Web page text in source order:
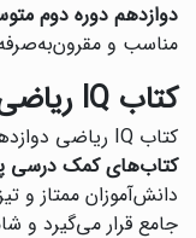
دوازدهم دوره دوم
مناسب و
کتاب IQ ریاضی دوازدهم (انتشارات گاج)
کتاب IQ ریاضی دوازدهم از انتشارات گاج، یکی از
کتاب‌های کمک درسی
دانش‌آموزان ممتاز و
جامع قرار می‌گیرد و